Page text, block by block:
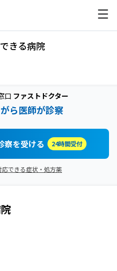
きる病院
口 ファストドクター
ら医師が診察
察を受ける 24時間受付
できる症状・処方薬